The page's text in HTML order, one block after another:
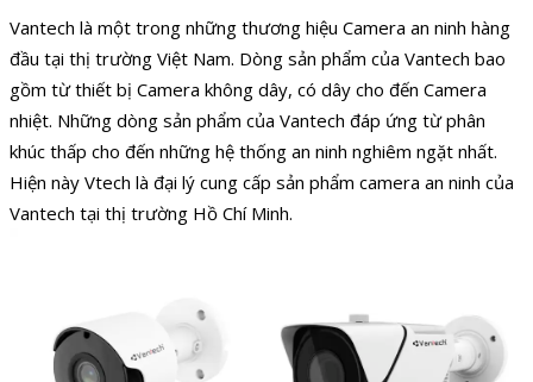
Vantech là một trong những thương hiệu Camera an ninh hàng
đầu tại thị trường Việt Nam. Dòng sản phẩm của Vantech bao
gồm từ thiết bị Camera không dây, có dây cho đến Camera
nhiệt. Những dòng sản phẩm của Vantech đáp ứng từ phân
khúc thấp cho đến những hệ thống an ninh nghiêm ngặt nhất.
Hiện này Vtech là đại lý cung cấp sản phẩm camera an ninh của
Vantech tại thị trường Hồ Chí Minh.